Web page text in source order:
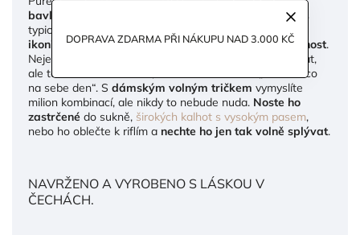
DOPRAVA ZDARMA PŘI NÁKUPU NAD 3.000 KČ
bavlněného trička
jsme promítli vše, co bylo podle nás
typické pro basic kousky dané dekády. Vsadili jsme na
ikonický střihamateriál kombinující jemnost a pevnost.
Nejenže se vám bude příjemně nosit a nebude prosvítat,
ale také zachrání situaci, až zase budete mít „nemám co
na sebe den“. S dámským volným tričkem vymyslíte
milion kombinací, ale nikdy to nebude nuda. Noste ho
zastrčené do sukně, širokých kalhot s vysokým pasem,
nebo ho oblečte k riflím a nechte ho jen tak volně splývat.
NAVRŽENO A VYROBENO S LÁSKOU V
ČECHÁCH.